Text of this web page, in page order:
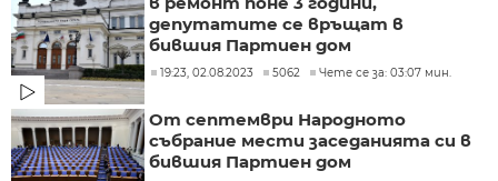
депутатите се връщат в
бившия Партиен дом
19:23, 02.08.2023 5062 Чете се за: 03:07 мин.
От септември Народното
събрание мести заседанията си в
бившия Партиен дом